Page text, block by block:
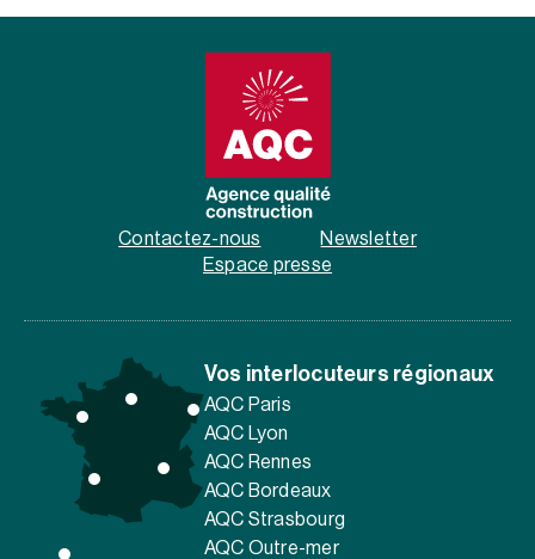
Contactez-nous
Newsletter
Espace presse
Vos interlocuteurs régionaux
AQC Paris
AQC Lyon
AQC Rennes
AQC Bordeaux
AQC Strasbourg
AQC Outre-mer